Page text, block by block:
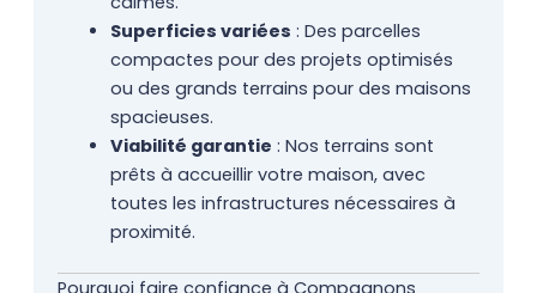
Superficies variées : Des parcelles
compactes pour des projets optimisés
ou des grands terrains pour des maisons
spacieuses.
Viabilité garantie : Nos terrains sont
prêts à accueillir votre maison, avec
toutes les infrastructures nécessaires à
proximité.
Pourquoi faire confiance à Compagnons